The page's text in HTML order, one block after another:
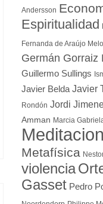
Andersson
Espiritualidad
Fernanda de Araújo Melo
Germán Gorraiz
Guillermo Sullings
Javier Belda Javier
Rondón Jordi
Amman Marcia
Metafísica
violencia
Gasset Pedro